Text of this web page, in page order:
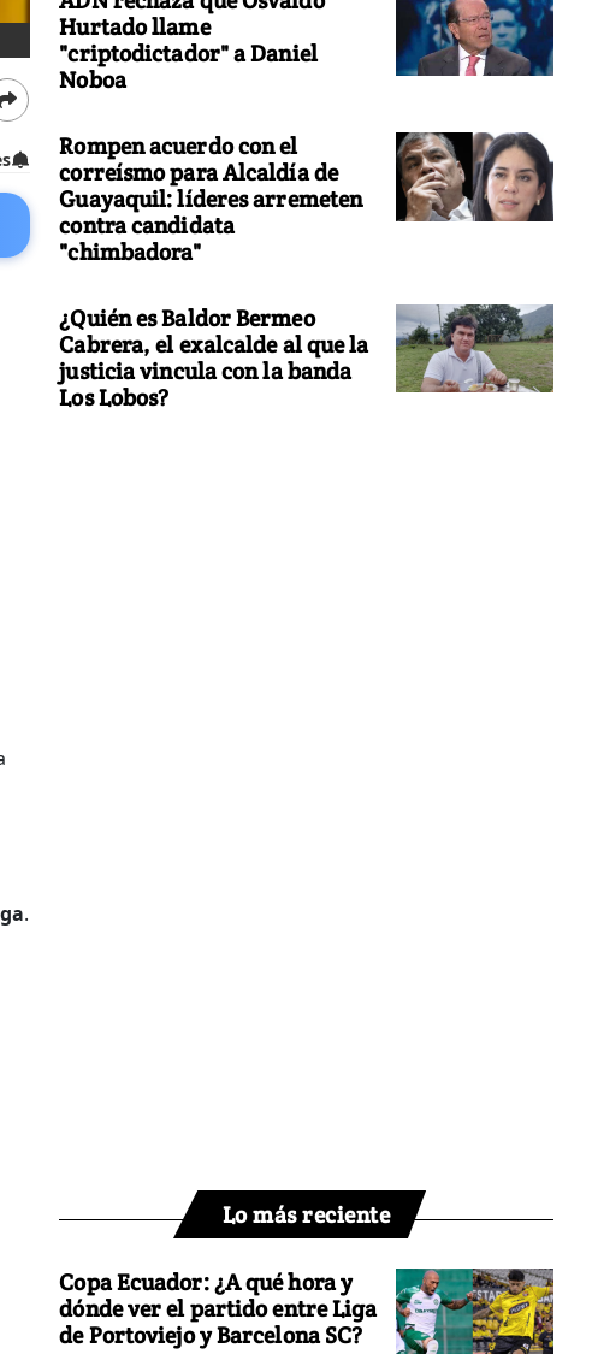
.
Hurtado llame
"criptodictador" a Daniel
Noboa
Rompen acuerdo con el
correísmo para Alcaldía de
Guayaquil: líderes arremeten
contra candidata
"chimbadora"
¿Quién es Baldor Bermeo
Cabrera, el exalcalde al que la
justicia vincula con la banda
Los Lobos?
Lo más reciente
Copa Ecuador: ¿A qué hora y
dónde ver el partido entre Liga
de Portoviejo y Barcelona SC?